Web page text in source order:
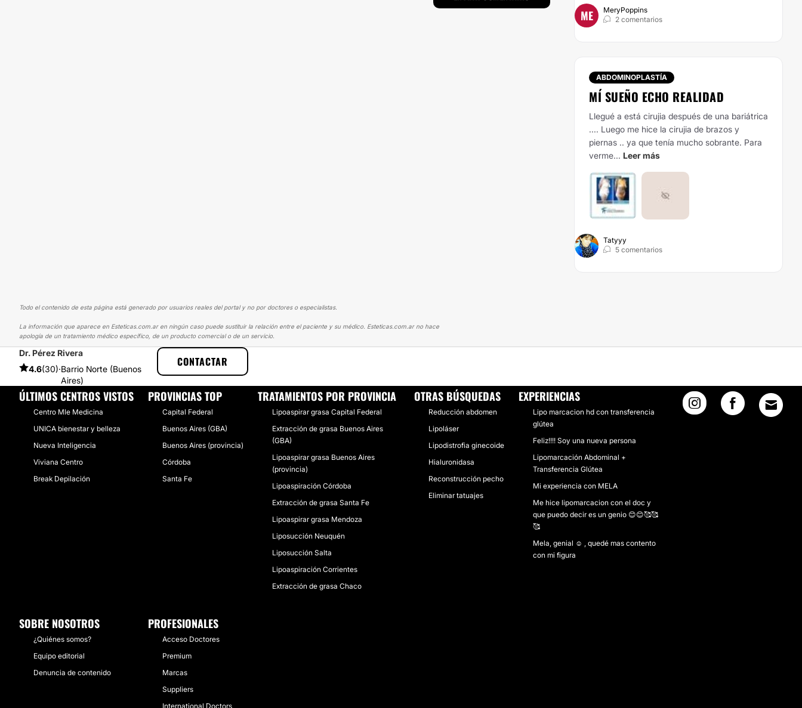
ME
MeryPoppins
2 comentarios
ABDOMINOPLASTÍA
MÍ SUEÑO ECHO REALIDAD
Llegué a está cirujia después de una bariátrica
.... Luego me hice la cirujia de brazos y
piernas .. ya que tenía mucho sobrante. Para
verme... Leer más
Tatyyy
5 comentarios
Todo el contenido de esta página está generado por usuarios reales del portal y no por doctores o especialistas.
La información que aparece en Esteticas.com.ar en ningún caso puede sustituir la relación entre el paciente y su médico. Esteticas.com.ar no hace
apología de un tratamiento médico específico, de un producto comercial o de un servicio.
Dr. Pérez Rivera
4.6(30)·Barrio Norte (Buenos
Aires)
CONTACTAR
ESTETICAS EXPERIENCIAS EXPERIENCIAS SOBRE LIPOSUCCIÓN
ÚLTIMOS CENTROS VISTOS
Centro Mle Medicina
UNICA bienestar y belleza
Nueva Inteligencia
Viviana Centro
Break Depilación
PROVINCIAS TOP
Capital Federal
Buenos Aires (GBA)
Buenos Aires (provincia)
Córdoba
Santa Fe
TRATAMIENTOS POR PROVINCIA
Lipoaspirar grasa Capital Federal
Extracción de grasa Buenos Aires
(GBA)
Lipoaspirar grasa Buenos Aires
(provincia)
Lipoaspiración Córdoba
Extracción de grasa Santa Fe
Lipoaspirar grasa Mendoza
Liposucción Neuquén
Liposucción Salta
Lipoaspiración Corrientes
Extracción de grasa Chaco
OTRAS BÚSQUEDAS
Reducción abdomen
Lipoláser
Lipodistrofia ginecoide
Hialuronidasa
Reconstrucción pecho
Eliminar tatuajes
EXPERIENCIAS
Lipo marcacion hd con transferencia
glútea
Feliz!!!! Soy una nueva persona
Lipomarcación Abdominal +
Transferencia Glútea
Mi experiencia con MELA
Me hice lipomarcacion con el doc y
que puedo decir es un genio 😊😊🥰🥰
🥰
Mela, genial ☺️ , quedé mas contento
con mi figura
SOBRE NOSOTROS
¿Quiénes somos?
Equipo editorial
Denuncia de contenido
PROFESIONALES
Acceso Doctores
Premium
Marcas
Suppliers
International Doctors